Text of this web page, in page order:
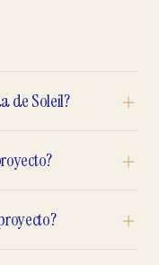
de Soleil?